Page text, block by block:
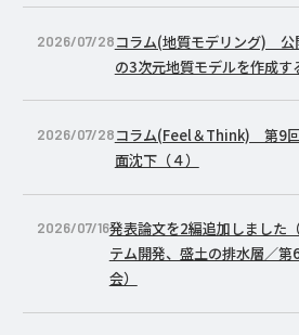
2026/07/28コラム(地質モデリング) 公
の3次元地質モデルを作成す
2026/07/28コラム(Feel＆Think) 第9
面沈下（４）
2026/07/16発表論文を2編追加しました
テム開発、盛土の排水層／
会）